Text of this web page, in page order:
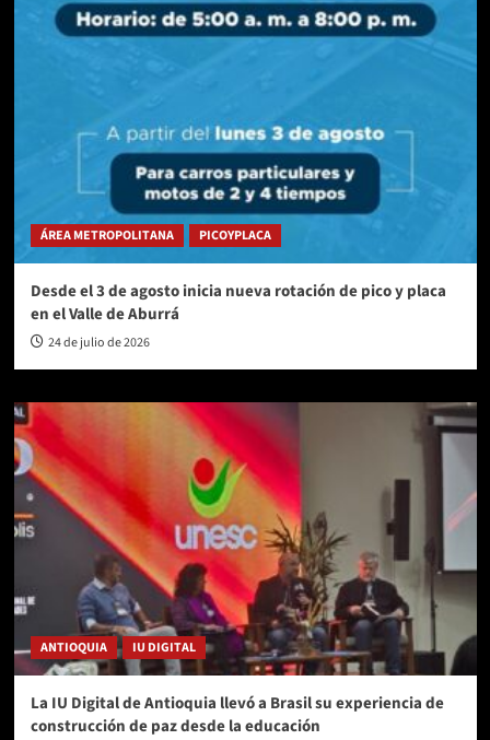
ÁREA METROPOLITANA PICOYPLACA
Desde el 3 de agosto inicia nueva rotación de pico y placa
en el Valle de Aburrá
24 de julio de 2026
ANTIOQUIA IU DIGITAL
La IU Digital de Antioquia llevó a Brasil su experiencia de
construcción de paz desde la educación